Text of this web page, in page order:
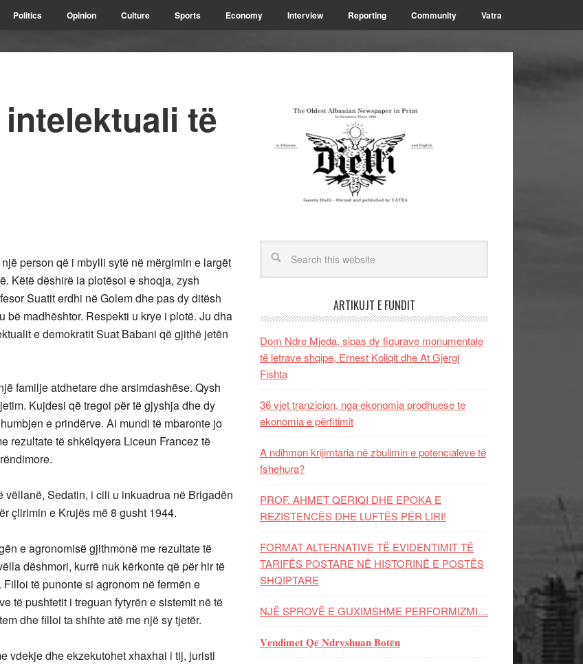
Politics Opinion Culture Sports Economy Interview Reporting Community Vatra
të
person që i mbylli sytë në mërgimin e largët
Këtë dëshirë ia plotësoi e shoqja, zysh
Suatit erdhi në Golem dhe pas dy ditësh
madhështor. Respekti u krye i plotë. Ju dha
e demokratit Suat Babani që gjithë jetën
familje atdhetare dhe arsimdashëse. Qysh
Kujdesi që tregoi për të gjyshja dhe dy
e prindërve. Ai mundi të mbaronte jo
rezultate të shkëlqyera Liceun Francez të
Sedatin, i cili u inkuadrua në Brigadën
çlirimin e Krujës më 8 gusht 1944.
e agronomisë gjithmonë me rezultate të
dëshmori, kurrë nuk kërkonte që për hir të
të punonte si agronom në fermën e
të pushtetit i treguan fytyrën e sistemit në të
dhe filloi ta shihte atë me një sy tjetër.
vdekje dhe ekzekutohet xhaxhai i tij, juristi
ARTIKUJT E FUNDIT
Dom Ndre Mjeda, sipas dy figurave monumentale
të letrave shqipe, Ernest Koliqit dhe At Gjergj
Fishta
36 vjet tranzicion, nga ekonomia prodhuese te
ekonomia e përfitimit
A ndihmon krijimtaria në zbulimin e potencialeve të
fshehura?
PROF. AHMET QERIQI DHE EPOKA E
REZISTENCЁS DHE LUFTЁS PЁR LIRI!
FORMAT ALTERNATIVE TË EVIDENTIMIT TË
TARIFËS POSTARE NË HISTORINË E POSTËS
SHQIPTARE
NJË SPROVË E GUXIMSHME PERFORMIZMI…
𝐕𝐞𝐧𝐝𝐢𝐦𝐞𝐭 𝐐𝐞̈ 𝐍𝐝𝐫𝐲𝐬𝐡𝐮𝐚𝐧 𝐁𝐨𝐭𝐞̈𝐧